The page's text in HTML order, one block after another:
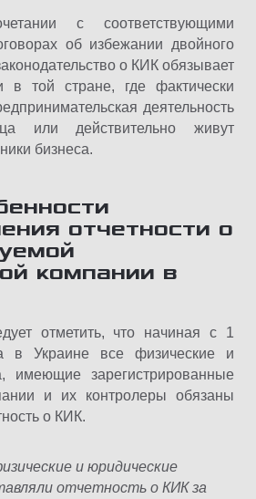
с соответствующими
об избежании двойного
о КИК обязывает
в той стране, где фактически
деятельность
или действительно живут
бизнеса.
отчетности о
компании в
отметить, что начиная с 1
в Украине все физические и
имеющие зарегистрированные
и их контролеры обязаны
о КИК.
и юридические
отчетность о КИК за